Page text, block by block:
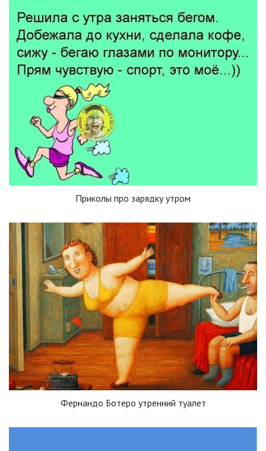
Приколы про зарядку утром
Фернандо Ботеро утренний туалет